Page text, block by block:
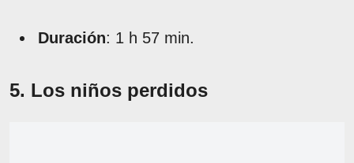
Duración: 1 h 57 min.
5. Los niños perdidos